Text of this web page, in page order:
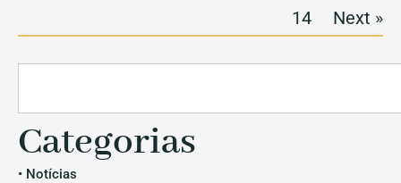
14
Next »
Categorias
• Notícias